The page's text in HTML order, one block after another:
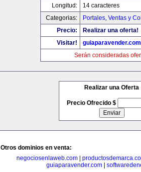
Longitud:
14 caracteres
Categorias:
Portales, Ventas y
Precio:
Realizar una oferta!
Visitar!
guiaparavender.com
Serán consideradas
Realizar una Oferta
Precio Ofrecido $
Otros dominios en venta:
negociosenlaweb.com
guiaparavender.com|